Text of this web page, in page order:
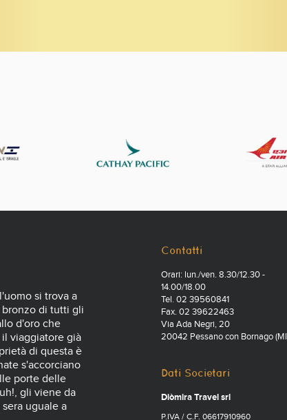
si trova a
bronzo di tutti gli
d'oro che
viaggiatore già
di questa è
s'accorciano
porte delle
gli viene da
uguale a
Contatti
Orari: lun./ven. 8.30/12.30 -
14.00/18.00
Tel. 02 39560841
Fax. 02 39622463
Via Ada Negri, 20
20042 Pessano con Bornago
Dati Societari
Diòmira Travel srl
P.IVA / C.F. 06617910960